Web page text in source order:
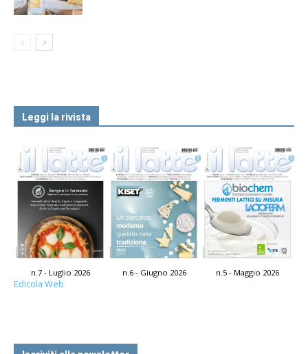
Leggi la rivista
n.7 - Luglio 2026 n.6 - Giugno 2026 n.5 - Maggio 2026
Edicola Web